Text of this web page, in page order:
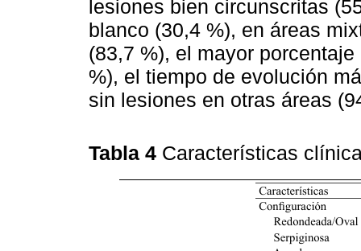
lesiones bien circunscritas
blanco (30,4 %), en áreas
(83,7 %), el mayor
%), el tiempo de evolución
sin lesiones en otras áreas
Tabla 4 Características